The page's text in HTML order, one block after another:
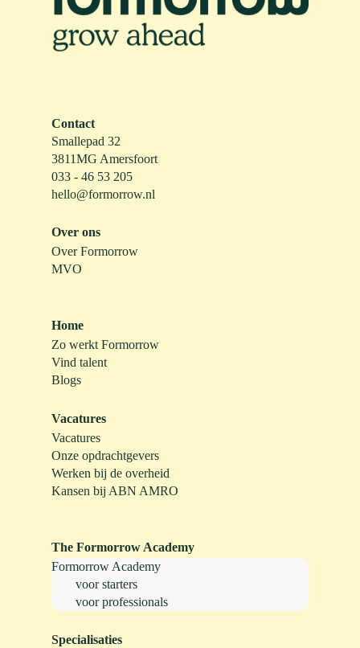
Contact
Smallepad 32
3811MG Amersfoort
033 - 46 53 205
hello@formorrow.nl
Over ons
Over Formorrow
MVO
Home
Zo werkt Formorrow
Vind talent
Blogs
Vacatures
Vacatures
Onze opdrachtgevers
Werken bij de overheid
Kansen bij ABN AMRO
The Formorrow Academy
Formorrow Academy
voor starters
voor professionals
Specialisaties